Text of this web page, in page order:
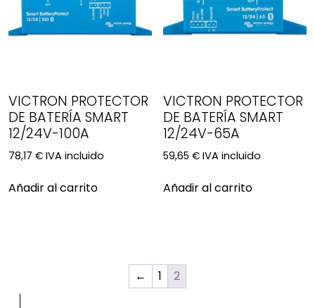
VICTRON PROTECTOR
DE BATERÍA SMART
12/24V-100A
78,17 € IVA incluido
Añadir al carrito
VICTRON PROTECTOR
DE BATERÍA SMART
12/24V-65A
59,65€ IVA incluido
Añadir al carrito
← 1 2